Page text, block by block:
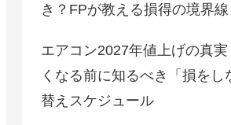
き？FPが教える損得の境界線
エアコン2027年値上げの真
くなる前に知るべき「損をし
替えスケジュール